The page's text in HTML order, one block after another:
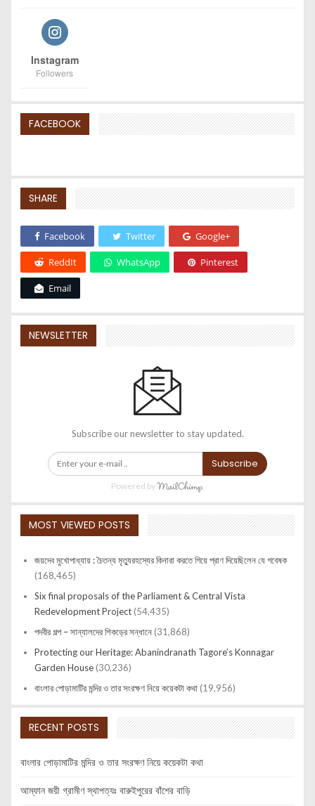
Instagram
Followers
FACEBOOK
SHARE
Facebook Twitter Google+
ReddIt WhatsApp Pinterest
Email
NEWSLETTER
Subscribe our newsletter to stay updated.
Subscribe
Powered by
MOST VIEWED POSTS
জয়দেব মুখোপাধ্যায় : চৈতন্য মৃত্যুরহস্যের কিনারা করতে গিয়ে প্রাণ দিয়েছিলেন যে গবেষক
(168,465)
Six final proposals of the Parliament & Central Vista
Redevelopment Project (54,435)
পদবীর গল্প – সান্যালদের শিকড়ের সন্ধানে (31,868)
Protecting our Heritage: Abanindranath Tagore’s Konnagar
Garden House (30,236)
বাংলার পোড়ামাটির মন্দির ও তার সংরক্ষণ নিয়ে কয়েকটা কথা (19,956)
RECENT POSTS
বাংলার পোড়ামাটির মন্দির ও তার সংরক্ষণ নিয়ে কয়েকটা কথা
আম্ফান জয়ী গ্রামীণ স্থাপত্যঃ বারুইপুরের বাঁশের বাড়ি